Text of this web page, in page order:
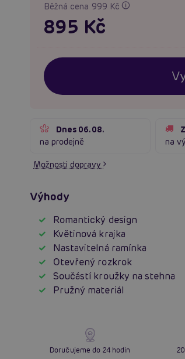
Běžná cena 999 Kč
895 Kč
Dnes 06.08.
na prodejně
na
Možnosti dopravy
Výhody
Romantický design
Květinová krajka
Nastavitelná ramínka
Otevřený rozkrok
Součástí kroužky na stehna
Pružný materiál
Doručujeme do 24 hodin